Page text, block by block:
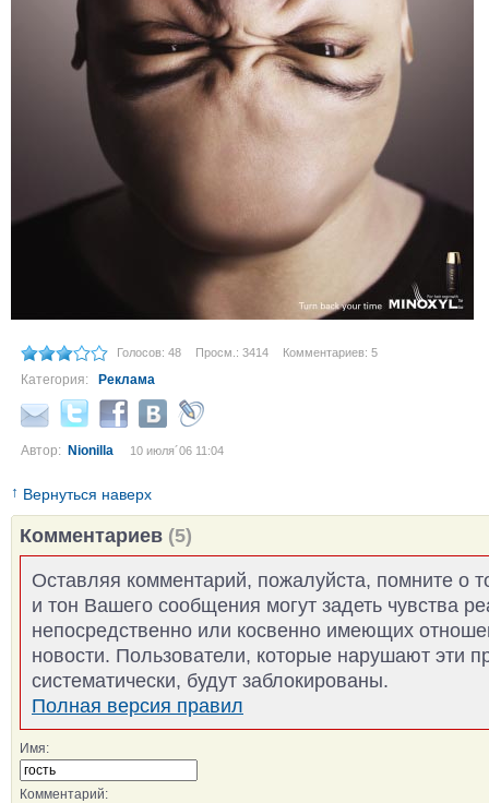
Голосов: 48 Просм.: 3414 Комментариев: 5
Категория: Реклама
Автор: Nionilla 10 июля´06 11:04
↑ Вернуться наверх
Комментариев (5)
Оставляя комментарий, пожалуйста, помните о
и тон Вашего сообщения могут задеть чувства
непосредственно или косвенно имеющих
новости. Пользователи, которые нарушают эти
систематически, будут заблокированы.
Полная версия правил
Имя:
Комментарий: